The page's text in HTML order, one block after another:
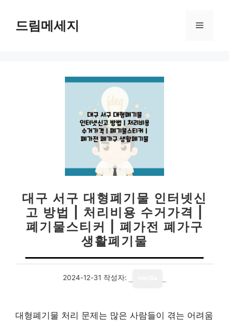
드림메세지 메
대구 서구 대형폐기물 인터넷신
고 방법 | 처리비용 수거가격 |
폐기물스티커 | 폐가전 폐가구
생활폐기물
2024-12-31 작성자:
대형폐기물 처리 문제는 많은 사람들이 겪는 어려움